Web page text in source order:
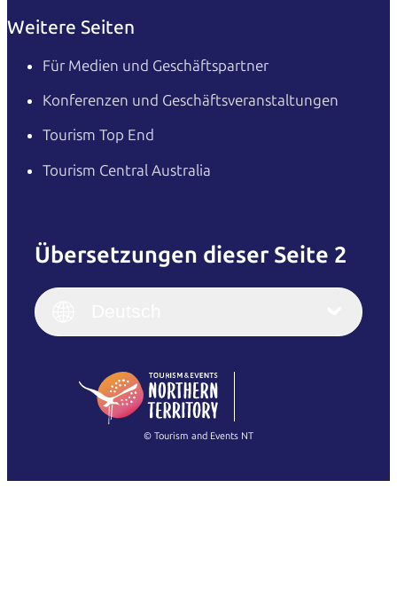
Weitere Seiten
Für Medien und Geschäftspartner
Konferenzen und Geschäftsveranstaltungen
Tourism Top End
Tourism Central Australia
Übersetzungen dieser Seite 2
English
(Singapore)
Français
Italiano
繁體中文
© Tourism and Events NT